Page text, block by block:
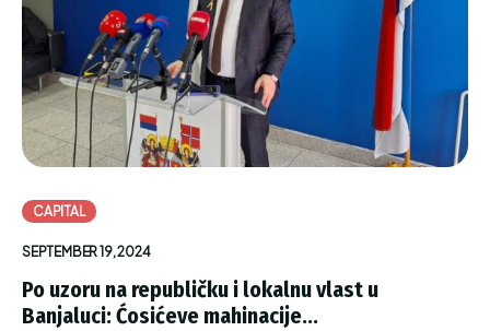
CAPITAL
SEPTEMBER 19, 2024
Po uzoru na republičku i lokalnu vlast u
Banjaluci: Ćosićeve mahinacije...